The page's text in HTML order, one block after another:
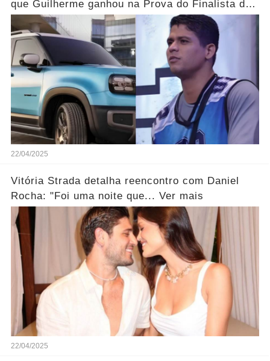
que Guilherme ganhou na Prova do Finalista do
BBB25...Ver mais
22/04/2025
Vitória Strada detalha reencontro com Daniel
Rocha: "Foi uma noite que... Ver mais
22/04/2025